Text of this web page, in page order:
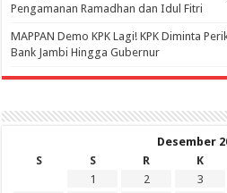
Pengamanan Ramadhan dan Idul Fitri
‎MAPPAN Demo KPK Lagi! KPK Diminta
Bank Jambi Hingga Gubernur ‎
Desember
S
S R K
1
2 3